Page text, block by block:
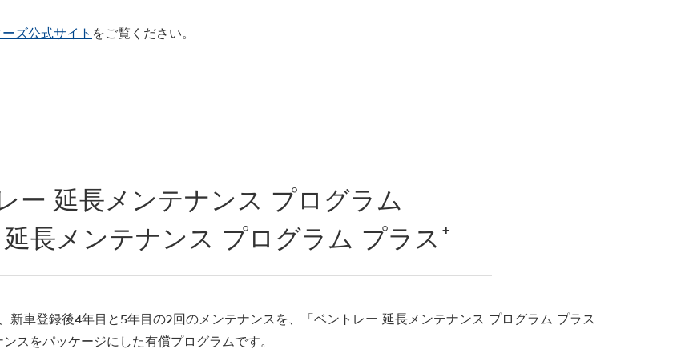
ズ公式サイト をご覧ください。
ー 延長メンテナンス プログラム
長メンテナンス プログラム プラス⁺
新車登録後4年目と5年目の2回のメンテナンスを、「ベントレー 延長メンテナンス プログラム プラス
スをパッケージにした有償プログラムです。